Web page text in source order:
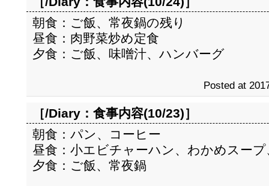
朝食：ご飯、常夜鍋の残り
昼食：肉野菜炒め定食
夕食：ご飯、味噌汁、ハンバーグ
Posted at
［/Diary： 食事内容(10/23)］
朝食：パン、コーヒー
昼食：小エビチャーハン、わかめスープ
夕食：ご飯、常夜鍋